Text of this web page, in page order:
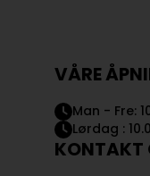
VÅRE
Man - Fre:
Lørdag :
KONTAKT